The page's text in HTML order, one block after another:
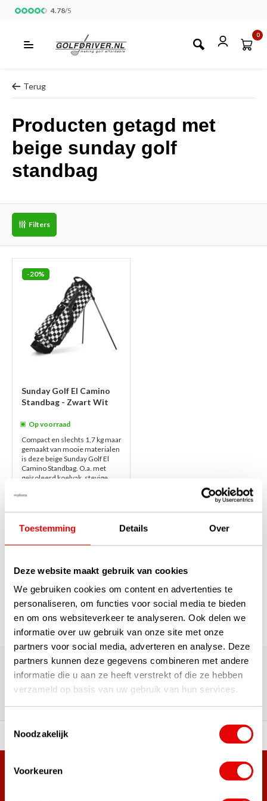
Toestemming Details Over
Deze website maakt gebruik van cookies
We gebruiken cookies om content en advertenties te
personaliseren, om functies voor social media te bieden
en om ons websiteverkeer te analyseren. Ook delen we
informatie over uw gebruik van onze site met onze
partners voor social media, adverteren en analyse. Deze
partners kunnen deze gegevens combineren met andere
informatie die u aan ze heeft verstrekt of die ze hebben
verzameld op basis van uw gebruik van hun services.
Toestemmingsselectie
Noodzakelijk
Voorkeuren
4.78/5
0
Terug
Producten getagd met
beige sunday golf
standbag
Filters
-20%
Sunday Golf El Camino
Standbag - Zwart Wit
Op voorraad
Compact en slechts 1,7 kg maar
gemaakt van mooie materialen
is deze beige Sunday Golf El
Camino Standbag. O.a. met
geïsoleerd koelvak, stevige
€249,00
180.000+ Klanten | 5.000+ Reviews | Trusted Shops, TrustPilot,
Google
Reviews: Onze klanten aan het
A-merken! Vóór 15:00 besteld,
Meer dan 38.000 klanten hebben zich al